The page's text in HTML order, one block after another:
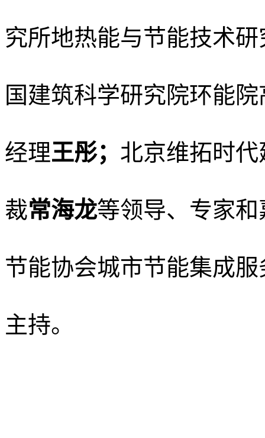
究所地热能与节能技术
国建筑科学研究院环能
经理王彤； 北京维拓时
裁常海龙等领导、专家
节能协会城市节能集成
主持。